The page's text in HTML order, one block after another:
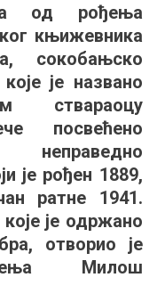
од рођења
књижевника
сокобањско
је названо
ствараоцу
посвећено
је рођен 1889,
ратне 1941.
је одржано
отворио је
Милош